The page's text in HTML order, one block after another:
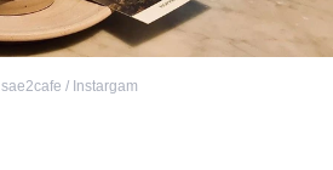
sae2cafe / Instargam